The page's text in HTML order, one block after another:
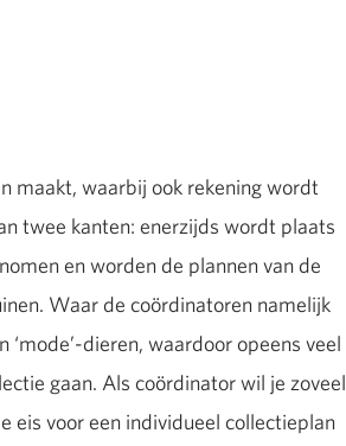
maakt, waarbij ook rekening wordt
twee kanten: enerzijds wordt plaats
en worden de plannen van de
Waar de coördinatoren namelijk
dieren, waardoor opeens veel
gaan. Als coördinator wil je zoveel
eis voor een individueel collectieplan